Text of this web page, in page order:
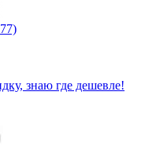
знаю где дешевле!